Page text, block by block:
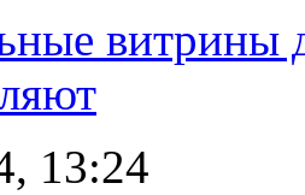
витрины
13:24